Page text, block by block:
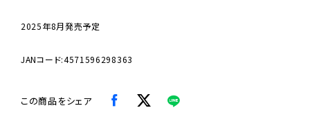
2025年8月発売予定
JANコード:4571596298363
この商品をシェア